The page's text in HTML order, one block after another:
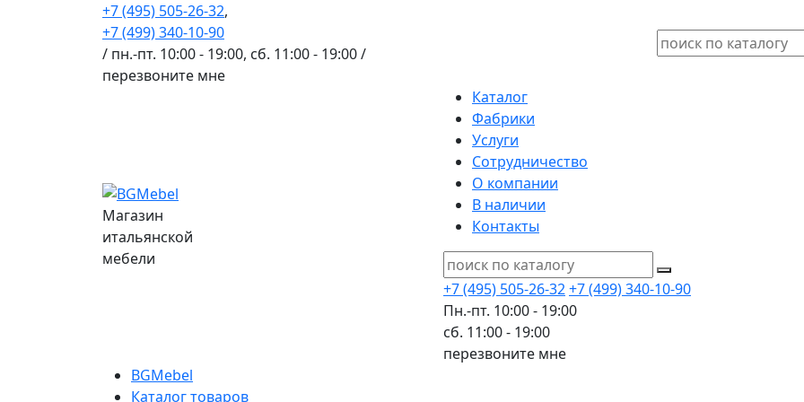
+7 (495) 505-26-32,
+7 (499) 340-10-90
/ пн.-пт. 10:00 - 19:00, сб. 11:00 - 19:00 /
перезвоните мне
Магазин
итальянской
мебели
Каталог
Фабрики
Услуги
Сотрудничество
О компании
В наличии
Контакты
+7 (495) 505-26-32+7 (499) 340-10-90
Пн.-пт. 10:00 - 19:00
сб. 11:00 - 19:00
перезвоните мне
BGMebel
Каталог товаров